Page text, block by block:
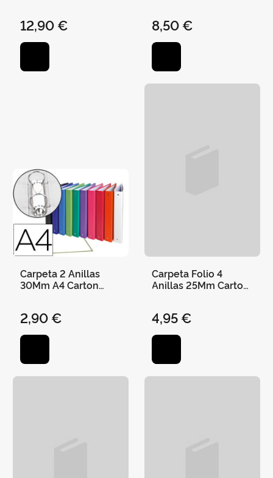
12,90 € 8,50 €
Carpeta 2 Anillas
30Mm A4 Carton
2,90 €
Carpeta Folio 4
Anillas 25Mm Carton
4,95 €